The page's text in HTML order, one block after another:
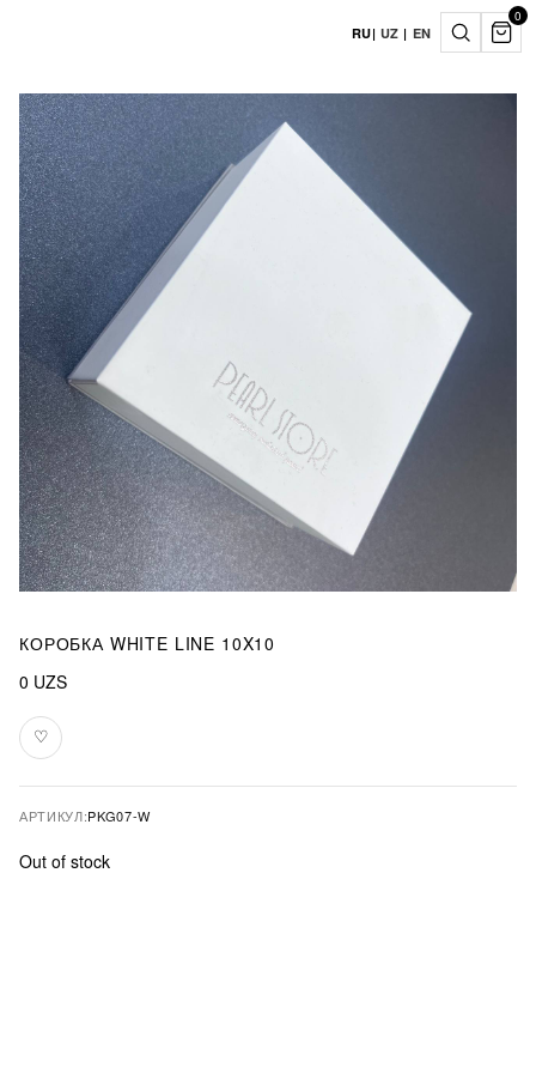
RU| UZ | EN
0
КОРОБКА WHITE LINE 10X10
0 UZS
♡
В
избранное
АРТИКУЛ:PKG07-W
Out of stock